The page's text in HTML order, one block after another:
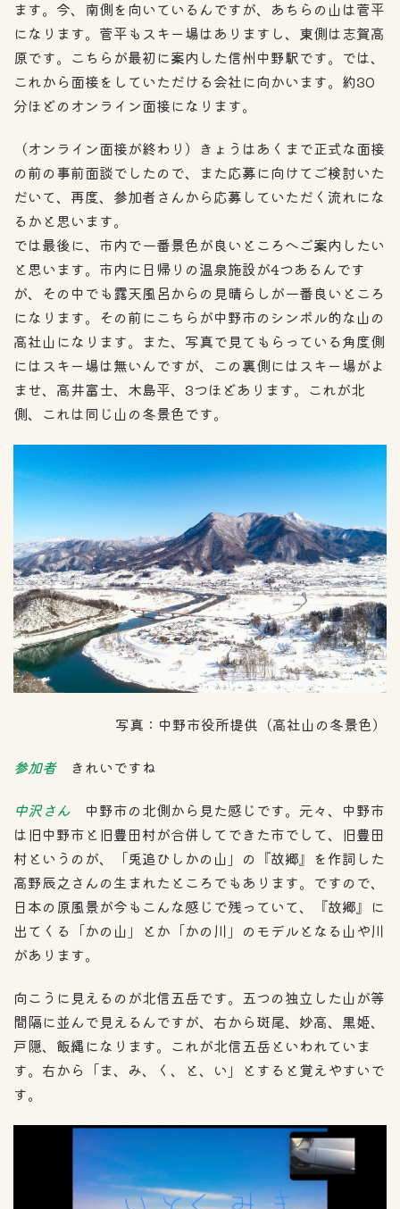
ます。今、南側を向いているんですが、あちらの山は菅平
になります。菅平もスキー場はありますし、東側は志賀高
原です。こちらが最初に案内した信州中野駅です。では、
これから面接をしていただける会社に向かいます。約30
分ほどのオンライン面接になります。
（オンライン面接が終わり）きょうはあくまで正式な面接
の前の事前面談でしたので、また応募に向けてご検討いた
だいて、再度、参加者さんから応募していただく流れにな
るかと思います。
では最後に、市内で一番景色が良いところへご案内したい
と思います。市内に日帰りの温泉施設が4つあるんです
が、その中でも露天風呂からの見晴らしが一番良いところ
になります。その前にこちらが中野市のシンボル的な山の
高社山になります。また、写真で見てもらっている角度側
にはスキー場は無いんですが、この裏側にはスキー場がよ
ませ、高井富士、木島平、3つほどあります。これが北
側、これは同じ山の冬景色です。
写真：中野市役所提供（高社山の冬景色）
参加者きれいですね
中沢さん 中野市の北側から見た感じです。元々、中野市
は旧中野市と旧豊田村が合併してできた市でして、旧豊田
村というのが、「兎追ひしかの山」の『故郷』を作詞した
高野辰之さんの生まれたところでもあります。ですので、
日本の原風景が今もこんな感じで残っていて、『故郷』に
出てくる「かの山」とか「かの川」のモデルとなる山や川
があります。
向こうに見えるのが北信五岳です。五つの独立した山が等
間隔に並んで見えるんですが、右から斑尾、妙高、黒姫、
戸隠、飯縄になります。これが北信五岳といわれていま
す。右から「ま、み、く、と、い」とすると覚えやすいで
す。